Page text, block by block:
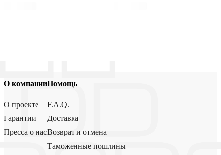
О компании
О проекте
Гарантии
Пресса о нас
Помощь
F.A.Q.
Доставка
Возврат и отмена
Таможенные пошлины